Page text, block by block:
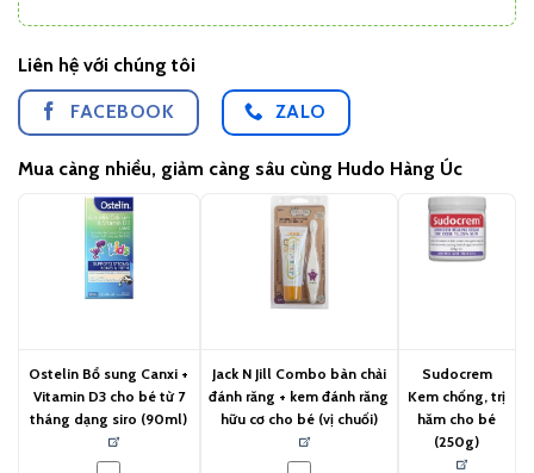
Liên hệ với chúng tôi
FACEBOOK ZALO
Mua càng nhiều, giảm càng sâu cùng Hudo Hàng Úc
Ostelin Bổ sung Canxi +
Vitamin D3 cho bé từ 7
tháng dạng siro (90ml)
Jack N Jill Combo bàn chải
đánh răng + kem đánh răng
hữu cơ cho bé (vị chuối)
Sudocrem
Kem chống, trị
hăm cho bé
(250g)